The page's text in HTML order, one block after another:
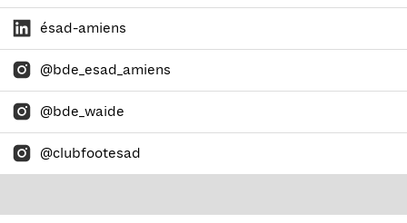
ésad-amiens
@bde_esad_amiens
@bde_waide
@clubfootesad